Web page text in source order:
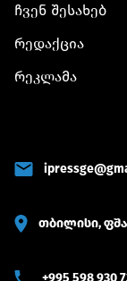
ჩვენ შესახებ
რედაქცია
რეკლამა
თბილისი,
+995 598 930